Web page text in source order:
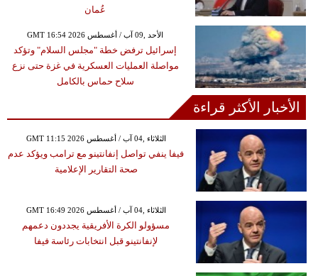
عُمان
GMT 16:54 2026 الأحد ,09 آب / أغسطس
إسرائيل ترفض خطة "مجلس السلام" وتؤكد
مواصلة العمليات العسكرية في غزة حتى نزع
سلاح حماس بالكامل
الأخبار الأكثر قراءة
GMT 11:15 2026 الثلاثاء ,04 آب / أغسطس
فيفا ينفي تواصل إنفانتينو مع ترامب ويؤكد عدم
صحة التقارير الإعلامية
GMT 16:49 2026 الثلاثاء ,04 آب / أغسطس
مسؤولو الكرة الأفريقية يجددون دعمهم
لإنفانتينو قبل انتخابات رئاسة فيفا